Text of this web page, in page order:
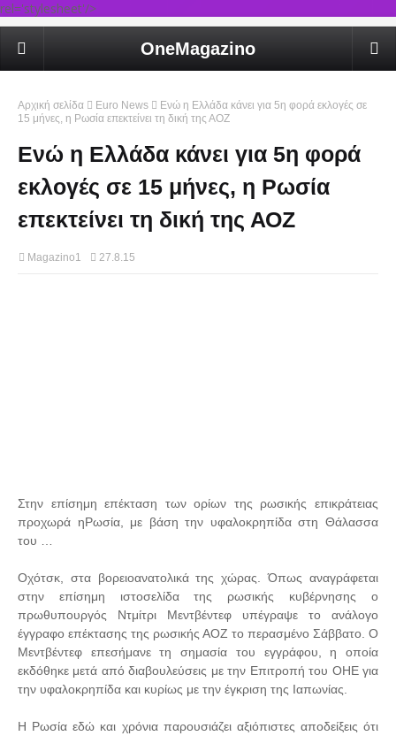
rel='stylesheet'/>
OneMagazino
Αρχική σελίδα Euro News
Eνώ η Ελλάδα κάνει για 5η φορά εκλογές σε
15 μήνες, η Ρωσία επεκτείνει τη δική της ΑΟΖ
Eνώ η Ελλάδα κάνει για 5η φορά
εκλογές σε 15 μήνες, η Ρωσία
επεκτείνει τη δική της ΑΟΖ
Magazino1 27.8.15
Στην επίσημη επέκταση των ορίων της ρωσικής επικράτειας
προχωρά ηΡωσία, με βάση την υφαλοκρηπίδα στη Θάλασσα
του …
Οχότσκ, στα βορειοανατολικά της χώρας. Όπως αναγράφεται
στην επίσημη ιστοσελίδα της ρωσικής κυβέρνησης ο
πρωθυπουργός Ντμίτρι Μεντβέντεφ υπέγραψε το ανάλογο
έγγραφο επέκτασης της ρωσικής ΑΟΖ το περασμένο Σάββατο. Ο
Μεντβέντεφ επεσήμανε τη σημασία του εγγράφου, η οποία
εκδόθηκε μετά από διαβουλεύσεις με την Επιτροπή του ΟΗΕ για
την υφαλοκρηπίδα και κυρίως με την έγκριση της Ιαπωνίας.
Η Ρωσία εδώ και χρόνια παρουσιάζει αξιόπιστες αποδείξεις ότι